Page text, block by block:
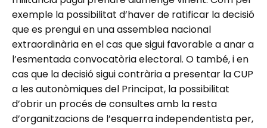
exemple la possibilitat d’haver de ratificar la decisió
que es prengui en una assemblea nacional
extraordinària en el cas que sigui favorable a anar a
l’esmentada convocatòria electoral. O també, i en
cas que la decisió sigui contrària a presentar la CUP
a les autonòmiques del Principat, la possibilitat
d’obrir un procés de consultes amb la resta
d’organitzacions de l’esquerra independentista per,